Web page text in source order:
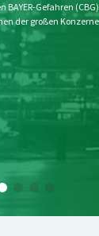
Gefahren
der großen